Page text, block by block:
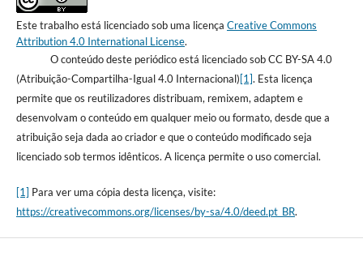
Este trabalho está licenciado sob uma licença Creative Commons
Attribution 4.0 International License.
O conteúdo deste periódico está licenciado sob CC BY-SA 4.0
(Atribuição-Compartilha-Igual 4.0 Internacional)[1]. Esta licença
permite que os reutilizadores distribuam, remixem, adaptem e
desenvolvam o conteúdo em qualquer meio ou formato, desde que a
atribuição seja dada ao criador e que o conteúdo modificado seja
licenciado sob termos idênticos. A licença permite o uso comercial.
[1] Para ver uma cópia desta licença, visite:
https://creativecommons.org/licenses/by-sa/4.0/deed.pt_BR.